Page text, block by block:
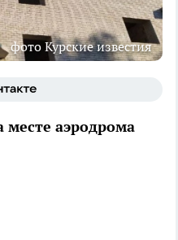
фото Курские известия
аэродрома